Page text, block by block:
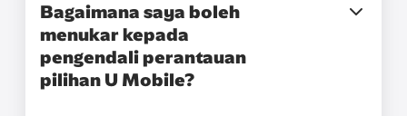
Bagaimana saya boleh
menukar kepada
pengendali perantauan
pilihan U Mobile?